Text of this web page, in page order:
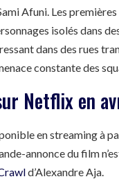
Afuni. Les
isolés dans
dans des rues
constante des
Netflix en
en streaming à
annonce du film
d’Alexandre Aja.